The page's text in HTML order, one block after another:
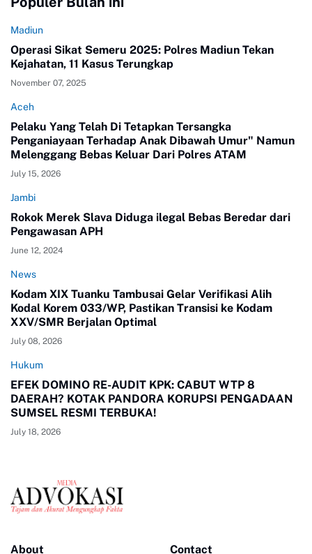
Madiun
Operasi Sikat Semeru 2025: Polres Madiun Tekan
Kejahatan, 11 Kasus Terungkap
November 07, 2025
Aceh
Pelaku Yang Telah Di Tetapkan Tersangka
Penganiayaan Terhadap Anak Dibawah Umur" Namun
Melenggang Bebas Keluar Dari Polres ATAM
July 15, 2026
Jambi
Rokok Merek Slava Diduga ilegal Bebas Beredar dari
Pengawasan APH
June 12, 2024
News
Kodam XIX Tuanku Tambusai Gelar Verifikasi Alih
Kodal Korem 033/WP, Pastikan Transisi ke Kodam
XXV/SMR Berjalan Optimal
July 08, 2026
Hukum
EFEK DOMINO RE-AUDIT KPK: CABUT WTP 8
DAERAH? KOTAK PANDORA KORUPSI PENGADAAN
SUMSEL RESMI TERBUKA!
July 18, 2026
About Contact